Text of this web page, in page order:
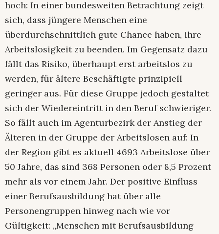
hoch: In einer bundesweiten Betrachtung zeigt
sich, dass jüngere Menschen eine
überdurchschnittlich gute Chance haben, ihre
Arbeitslosigkeit zu beenden. Im Gegensatz dazu
fällt das Risiko, überhaupt erst arbeitslos zu
werden, für ältere Beschäftigte prinzipiell
geringer aus. Für diese Gruppe jedoch gestaltet
sich der Wiedereintritt in den Beruf schwieriger.
So fällt auch im Agenturbezirk der Anstieg der
Älteren in der Gruppe der Arbeitslosen auf: In
der Region gibt es aktuell 4693 Arbeitslose über
50 Jahre, das sind 368 Personen oder 8,5 Prozent
mehr als vor einem Jahr. Der positive Einfluss
einer Berufsausbildung hat über alle
Personengruppen hinweg nach wie vor
Gültigkeit: „Menschen mit Berufsausbildung